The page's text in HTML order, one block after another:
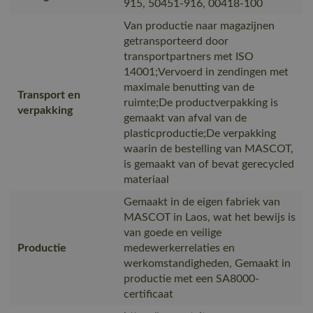
915, 50451-916, 00418-100
Transport en
verpakking
Van productie naar magazijnen
getransporteerd door
transportpartners met ISO
14001;Vervoerd in zendingen met
maximale benutting van de
ruimte;De productverpakking is
gemaakt van afval van de
plasticproductie;De verpakking
waarin de bestelling van MASCOT,
is gemaakt van of bevat gerecycled
materiaal
Productie
Gemaakt in de eigen fabriek van
MASCOT in Laos, wat het bewijs is
van goede en veilige
medewerkerrelaties en
werkomstandigheden, Gemaakt in
productie met een SA8000-
certificaat